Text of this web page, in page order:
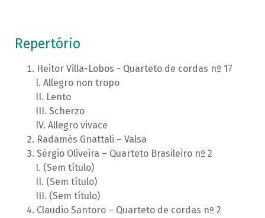
Repertório
Heitor Villa-Lobos - Quarteto de cordas nº 17
Allegro non tropo
Lento
Scherzo
Allegro vivace
Radamés Gnattali – Valsa
Sérgio Oliveira – Quarteto Brasileiro nº 2
(Sem título)
(Sem título)
(Sem título)
Claudio Santoro – Quarteto de cordas nº 2